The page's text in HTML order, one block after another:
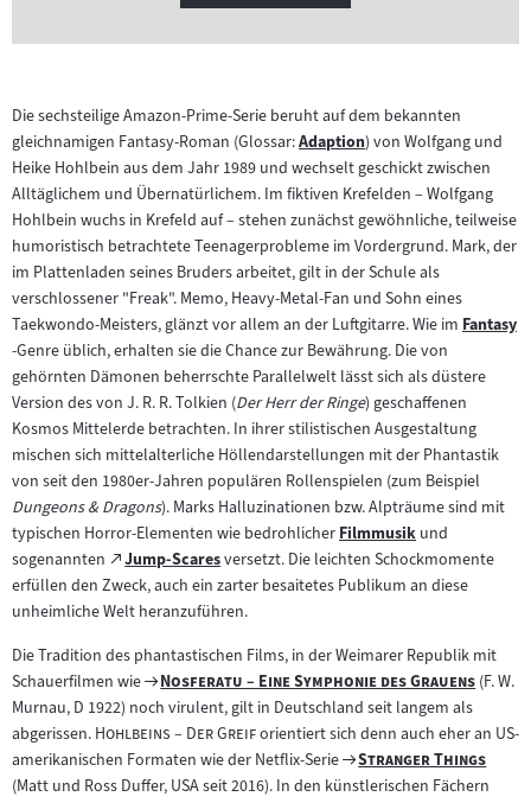
Die sechsteilige Amazon-Prime-Serie beruht auf dem bekannten
gleichnamigen Fantasy-Roman (Glossar:Zum
Inhalt:
Adaption) von Wolfgang und
Heike Hohlbein aus dem Jahr 1989 und wechselt geschickt zwischen
Alltäglichem und Übernatürlichem. Im fiktiven Krefelden – Wolfgang
Hohlbein wuchs in Krefeld auf – stehen zunächst gewöhnliche, teilweise
humoristisch betrachtete Teenagerprobleme im Vordergrund. Mark, der
im Plattenladen seines Bruders arbeitet, gilt in der Schule als
verschlossener "Freak". Memo, Heavy-Metal-Fan und Sohn eines
Taekwondo-Meisters, glänzt vor allem an der Luftgitarre. Wie im Zum
Fantasy
-Genre üblich, erhalten sie die Chance zur Bewährung. Die von
gehörnten Dämonen beherrschte Parallelwelt lässt sich als düstere
Version des von J. R. R. Tolkien (Der Herr der Ringe) geschaffenen
Kosmos Mittelerde betrachten. In ihrer stilistischen Ausgestaltung
mischen sich mittelalterliche Höllendarstellungen mit der Phantastik
von seit den 1980er-Jahren populären Rollenspielen (zum Beispiel
Dungeons & Dragons). Marks Halluzinationen bzw. Alpträume sind mit
typischen Horror-Elementen wie bedrohlicherZum
Inhalt:
Filmmusik und
sogenannten
Zum
externen
Inhalt:
Jump-Scares
(öffnet
im
neuen
Tab)
versetzt. Die leichten Schockmomente
erfüllen den Zweck, auch ein zarter besaitetes Publikum an diese
unheimliche Welt heranzuführen.
Die Tradition des phantastischen Films, in der Weimarer Republik mit
Schauerfilmen wie
Zum
Filmarchiv:
"
Nosferatu – Eine Symphonie des Grauens"(F. W.
Murnau, D 1922) noch virulent, gilt in Deutschland seit langem als
abgerissen. "Hohlbeins – Der Greif"orientiert sich denn auch eher an US-
amerikanischen Formaten wie der Netflix-Serie
Zum
Filmarchiv:
"
Stranger Things"
(Matt und Ross Duffer, USA seit 2016). In den künstlerischen Fächern